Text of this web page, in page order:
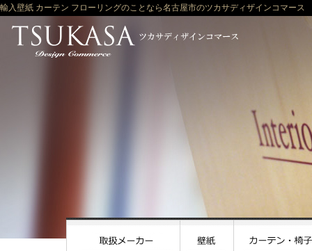
輸入壁紙 カーテン フローリングのことなら名古屋市のツカサディザインコマース